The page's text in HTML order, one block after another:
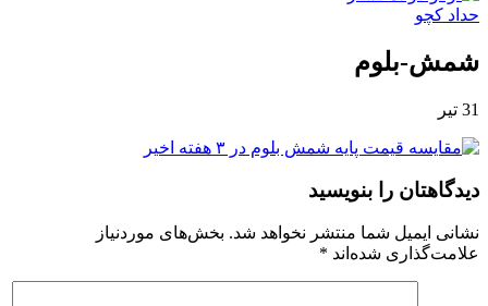
شمش-بلوم
31 تیر
دیدگاهتان را بنویسید
نشانی ایمیل شما منتشر نخواهد شد. بخش‌های موردنیاز
علامت‌گذاری شده‌اند *